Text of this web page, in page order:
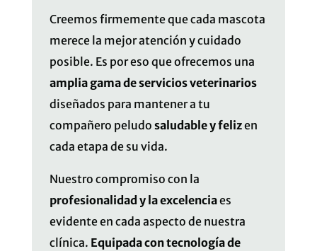
Creemos firmemente que cada mascota
merece la mejor atención y cuidado
posible. Es por eso que ofrecemos una
amplia gama de servicios veterinarios
diseñados para mantener a tu
compañero peludo saludable y felizen
cada etapa de su vida.
Nuestro compromiso con la
profesionalidad y la excelenciaes
evidente en cada aspecto de nuestra
clínica. Equipada con tecnología de